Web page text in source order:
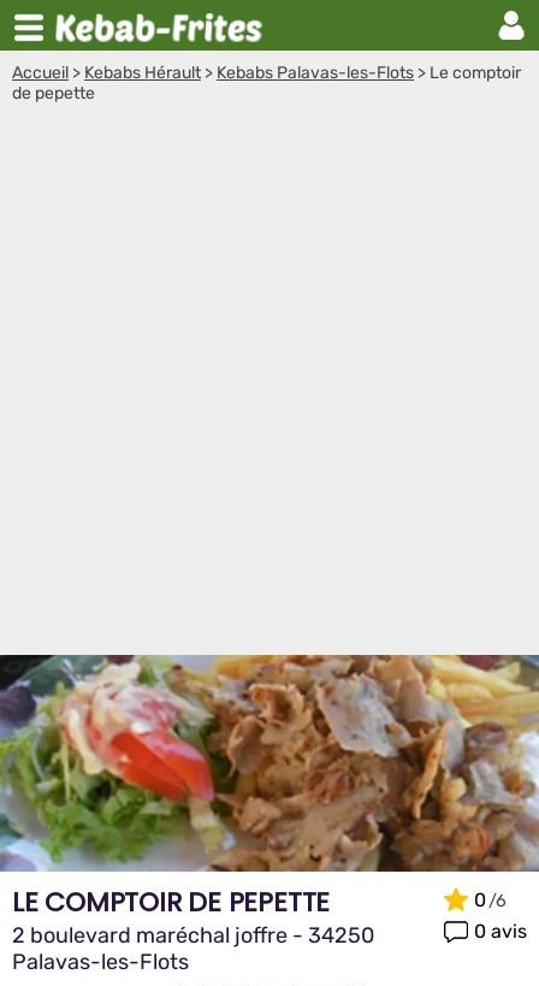
Accueil > Kebabs Hérault> Kebabs Palavas-les-Flots > Le comptoir
de pepette
LE COMPTOIR DE PEPETTE
2 boulevard maréchal joffre - 34250
Palavas-les-Flots
0
0 avis